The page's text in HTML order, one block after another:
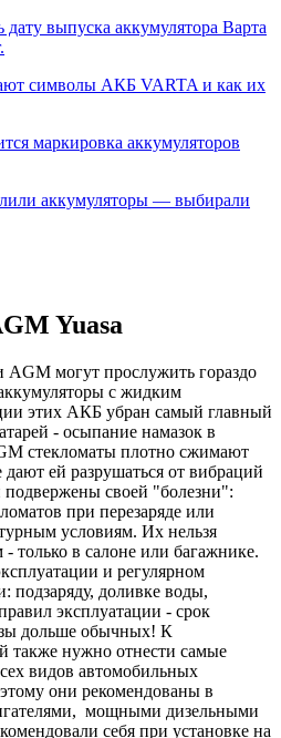
дату выпуска аккумулятора Варта
символы АКБ VARTA и как их
маркировка аккумуляторов
аккумуляторы — выбирали
Yuasa
могут прослужить гораздо
с жидким
этих АКБ убран самый главный
- осыпание намазок в
стекломаты плотно сжимают
дают ей разрушаться от вибраций
своей "болезни":
при перезаряде или
условиям. Их нельзя
- только в салоне или багажнике.
и регулярном
подзаряду, доливке воды,
эксплуатации - срок
дольше обычных! К
также нужно отнести самые
видов автомобильных
они рекомендованы в
мощными дизельными
себя при установке на